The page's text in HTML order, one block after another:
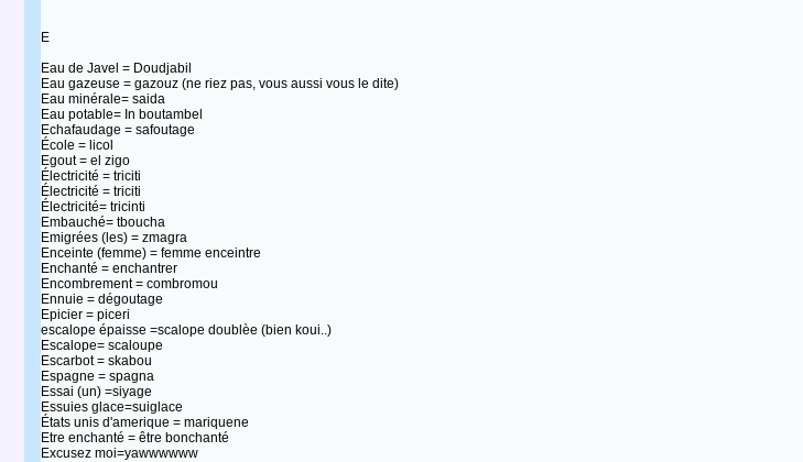
E
Eau de Javel = Doudjabil
Eau gazeuse = gazouz (ne riez pas, vous aussi vous le dite)
Eau minérale= saida
Eau potable= In boutambel
Echafaudage = safoutage
École = licol
Egout = el zigo
Électricité = triciti
Électricité = triciti
Électricité= tricinti
Embauché= tboucha
Emigrées (les) = zmagra
Enceinte (femme) = femme enceintre
Enchanté = enchantrer
Encombrement = combromou
Ennuie = dégoutage
Epicier = piceri
escalope épaisse =scalope doublèe (bien koui..)
Escalope= scaloupe
Escarbot = skabou
Espagne = spagna
Essai (un) =siyage
Essuies glace=suiglace
États unis d'amerique = mariquene
Etre enchanté = être bonchanté
Excusez moi=yawwwwww